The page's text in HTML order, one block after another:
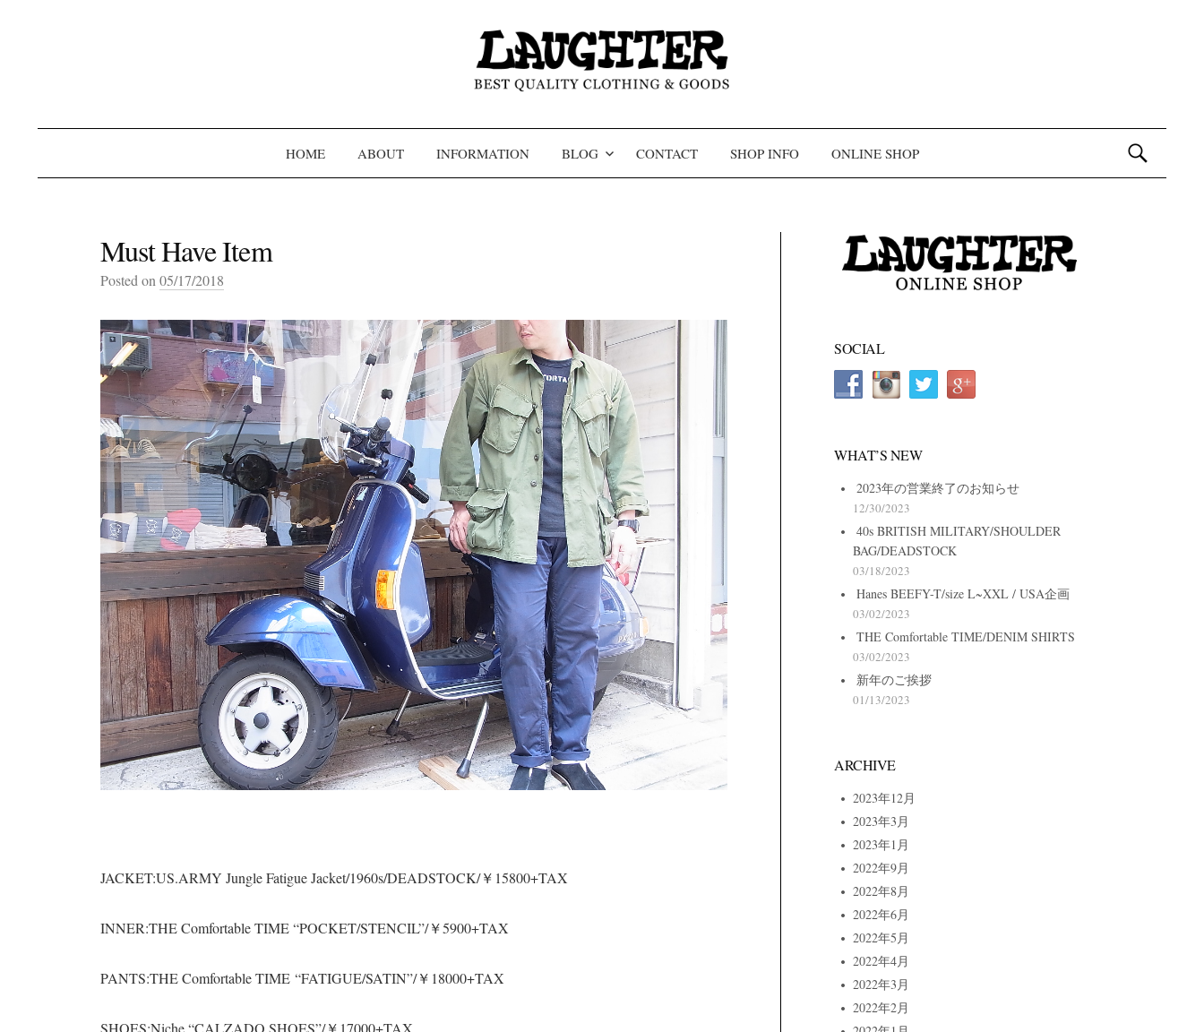
コンテンツへスキップ
HOME ABOUT INFORMATION BLOG CONTACT SHOP INFO ONLINE SHOP 検索:
Must Have Item
Posted on 05/17/2018
JACKET:US.ARMY Jungle Fatigue Jacket/1960s/DEADSTOCK/￥15800+TAX
INNER:THE Comfortable TIME “POCKET/STENCIL”/￥5900+TAX
PANTS:THE Comfortable TIME “FATIGUE/SATIN”/￥18000+TAX
SHOES:Niche “CALZADO SHOES”/￥17000+TAX
SOCIAL
WHAT’S NEW
2023年の営業終了のお知らせ
12/30/2023
40s BRITISH MILITARY/SHOULDER
BAG/DEADSTOCK
03/18/2023
Hanes BEEFY-T/size L~XXL / USA企画
03/02/2023
THE Comfortable TIME/DENIM SHIRTS
03/02/2023
新年のご挨拶
01/13/2023
ARCHIVE
2023年12月
2023年3月
2023年1月
2022年9月
2022年8月
2022年6月
2022年5月
2022年4月
2022年3月
2022年2月